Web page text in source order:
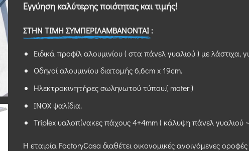
Εγγύηση καλύτερης ποιότητας και τιμής!
ΣΤΗΝ ΤΙΜΗ ΣΥΜΠΕΡΙΛΑΜΒΑΝΟΝΤΑΙ :
Eιδικά προφίλ αλουμινίου ( στα πάνελ γυαλιού ) με λάστιχα,
Οδηγοί αλουμινίου διατομής 6,6cm x 19cm.
Ηλεκτροκινητήρες σωληνωτού τύπου.( moter )
ΙΝΟΧ ψαλίδια.
Triplex υαλοπίνακες πάχους 4+4mm ( κάλυψη πάνελ γυαλιού
Η εταιρία FactoryCasa διαθέτει οικονομικές ανοιγόμενες